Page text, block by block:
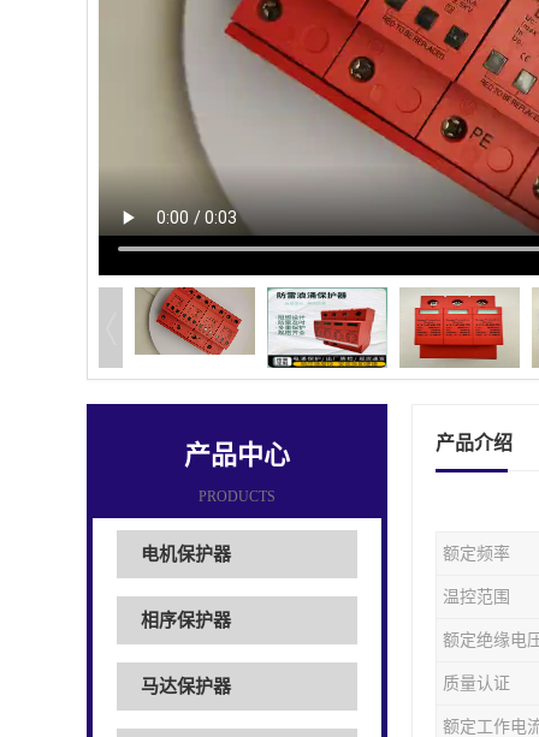
产品中心
PRODUCTS
电机保护器
相序保护器
马达保护器
产品介绍
额定频率
温控范围
额定绝缘电
质量认证
额定工作电